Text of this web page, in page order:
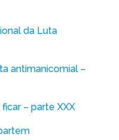
da Luta
antimanicomial –
– parte XXX